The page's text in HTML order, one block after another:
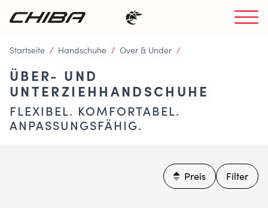
Startseite / Handschuhe / Over & Under /
FLEXIBEL. KOMFORTABEL.
ANPASSUNGSFÄHIG.
ÜBER- UND
UNTERZIEHHANDSCHUHE
Preis Filter